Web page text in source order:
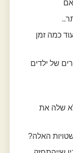
כמה זמן
של ילדים
שלה את
האלה?